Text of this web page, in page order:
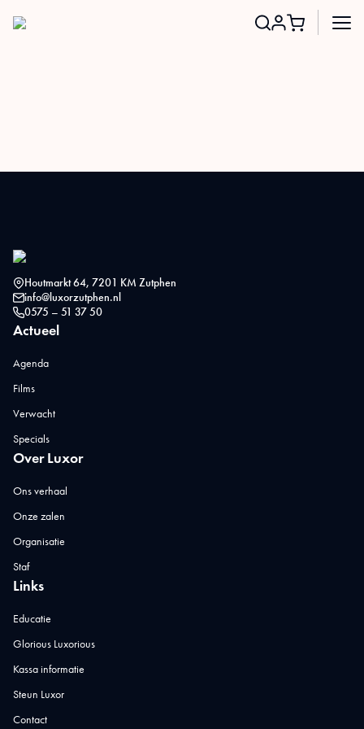
Houtmarkt 64, 7201 KM Zutphen
info@luxorzutphen.nl
0575 – 51 37 50
Actueel
Agenda
Films
Verwacht
Specials
Over Luxor
Ons verhaal
Onze zalen
Organisatie
Staf
Links
Educatie
Glorious Luxorious
Kassa informatie
Steun Luxor
Contact